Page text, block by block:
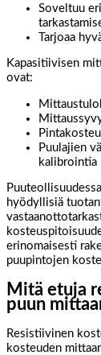
Soveltuu
Tarjoaa
Kapasitiivisen
ovat:
Puulajien
kalibrointia
hyödyllisiä
erinomaisesti
puupintojen
Mitä etuja
puun
Resistiivinen
kosteuden